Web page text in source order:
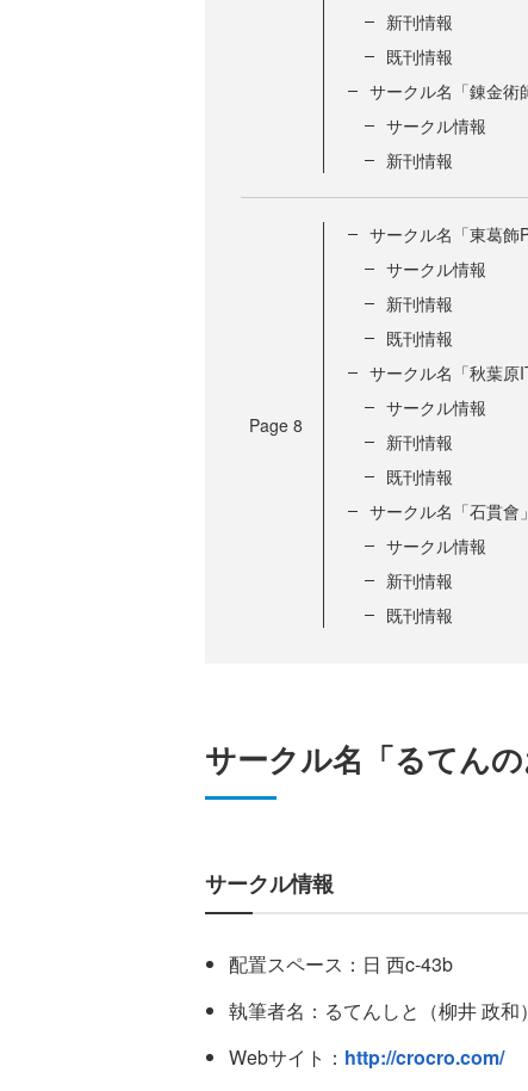
新刊情報
既刊情報
サークル名「錬金術
サークル情報
新刊情報
Page 8
サークル名「東葛飾
サークル情報
新刊情報
既刊情報
サークル名「秋葉原
サークル情報
新刊情報
既刊情報
サークル名「石貫會」
サークル情報
新刊情報
既刊情報
サークル名「るてんの
サークル情報
配置スペース：日 西c-43b
執筆者名：るてんしと（柳井 政和）
Webサイト： http://crocro.com/